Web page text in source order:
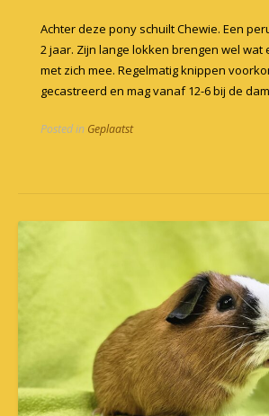
Achter deze pony schuilt Chewie. Een
2 jaar. Zijn lange lokken brengen wel
met zich mee. Regelmatig knippen
gecastreerd en mag vanaf 12-6 bij de
Posted in Geplaatst